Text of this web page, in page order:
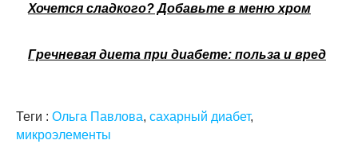
Хочется сладкого? Добавьте в меню хром
Гречневая диета при диабете: польза и вред
Теги : Ольга Павлова, сахарный диабет,
микроэлементы